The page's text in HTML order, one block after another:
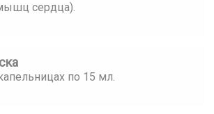
сердца).
по 15 мл.